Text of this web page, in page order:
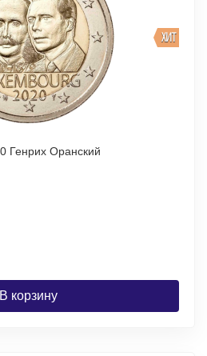
ХИТ
Люксембург 2 евро 2020 Генрих Оранский
В корзину